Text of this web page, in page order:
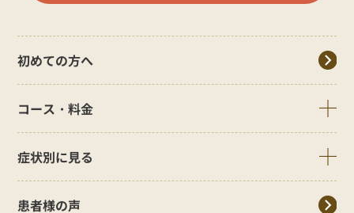
初めての方へ
コース・料金
症状別に見る
患者様の声